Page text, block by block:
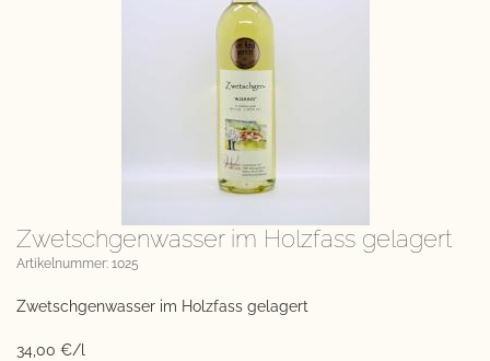
Zwetschgenwasser im Holzfass gelagert
Artikelnummer: 1025
Zwetschgenwasser im Holzfass gelagert
34,00 €/l